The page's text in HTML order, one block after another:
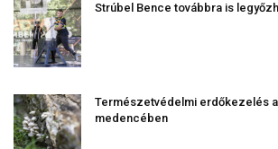
Strúbel Bence továbbra is
Természetvédelmi erdőkezelés
medencében